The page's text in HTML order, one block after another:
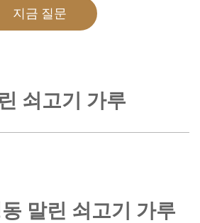
지금 질문
쇠고기 가루
말린 쇠고기 가루